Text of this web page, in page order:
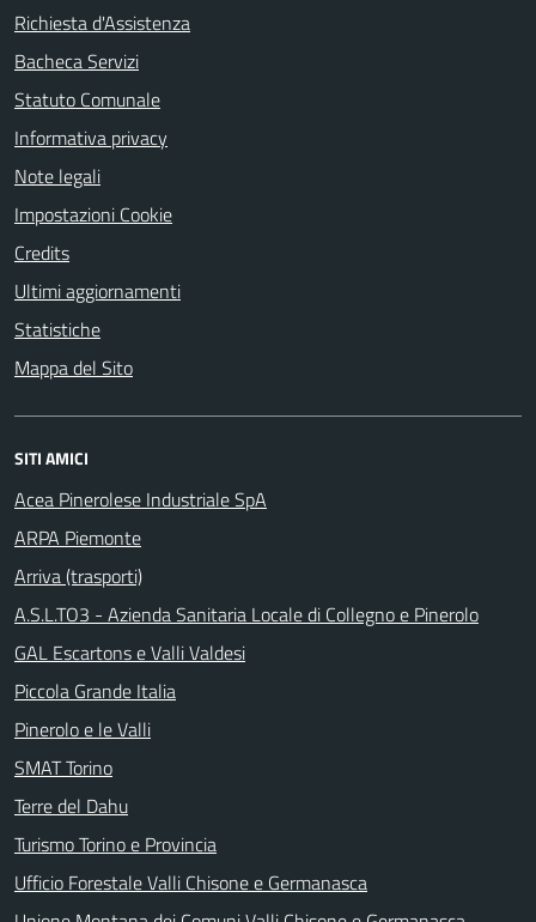
Richiesta d'Assistenza
Bacheca Servizi
Statuto Comunale
Informativa privacy
Note legali
Impostazioni Cookie
Credits
Ultimi aggiornamenti
Statistiche
Mappa del Sito
SITI AMICI
Acea Pinerolese Industriale SpA
ARPA Piemonte
Arriva (trasporti)
A.S.L.TO3 - Azienda Sanitaria Locale di Collegno e Pinerolo
GAL Escartons e Valli Valdesi
Piccola Grande Italia
Pinerolo e le Valli
SMAT Torino
Terre del Dahu
Turismo Torino e Provincia
Ufficio Forestale Valli Chisone e Germanasca